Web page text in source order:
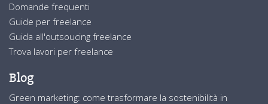
Domande frequenti
Guide per freelance
Guida all'outsoucing freelance
Trova lavori per freelance
Blog
Green marketing: come trasformare la sostenibilità in